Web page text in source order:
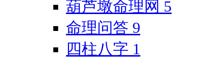
葫芦墩命理网 5
命理问答 9
四柱八字 1